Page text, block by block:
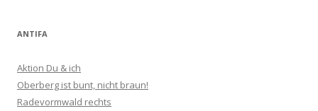
ANTIFA
Aktion Du & ich
Oberberg ist bunt, nicht braun!
Radevormwald rechts